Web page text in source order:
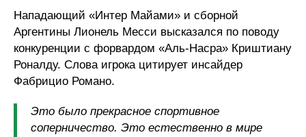
Нападающий «Интер Майами» и сборной
Аргентины Лионель Месси высказался по поводу
конкуренции с форвардом «Аль-Насра» Криштиану
Роналду. Слова игрока цитирует инсайдер
Фабрицио Романо.
Это было прекрасное спортивное
соперничество. Это естественно в мире